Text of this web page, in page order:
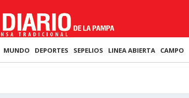
MUNDO DEPORTES SEPELIOS LINEA ABIERTA CAMPO